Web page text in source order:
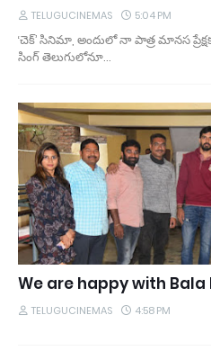
TELUGUCINEMAS 5:04 PM
‘చెక్‌’ సినిమా, అందులో నా పాత్ర మానస
సింగ్‌ తెలుగులోనూ…
We are happy with Bala
TELUGUCINEMAS 4:58 PM